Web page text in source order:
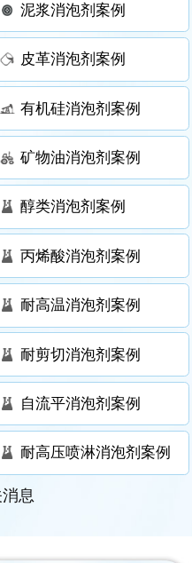
泥浆消泡剂案例
皮革消泡剂案例
有机硅消泡剂案例
矿物油消泡剂案例
醇类消泡剂案例
丙烯酸消泡剂案例
耐高温消泡剂案例
耐剪切消泡剂案例
自流平消泡剂案例
耐高压喷淋消泡剂案例
息